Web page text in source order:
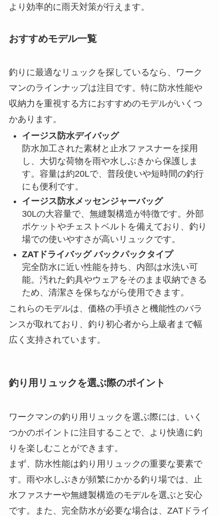
収納力を重視する方におすすめのモデルがいくつ
イージス防水デイバッグ
し、大切な荷物を雨や水しぶきから保護しま
す。容量は約20Lで、普段使いや短時間の釣行
にも便利です。
イージス防水メッセンジャーバッグ
30Lの大容量で、無縫製構造が特徴です。外部
ポケットやチェストベルトを備えており、釣り
場での使いやすさが高いリュックです。
ZATドライバッグ バックパックタイプ
完全防水に近い性能を持ち、内部は水洗い可
能。汚れた釣具やウェアをそのまま収納できる
ため、清潔さを保ちながら使用できます。
これらのモデルは、価格の手頃さと機能性のバラ
ンスが取れており、釣り初心者から上級者まで幅
広く支持されています。
釣り用リュックを選ぶ際のポイント
ワークマンの釣り用リュックを選ぶ際には、いく
つかのポイントに注目することで、より快適に釣
す。雨や水しぶきが頻繁にかかる釣り場では、止
です。また、完全防水が必要な場合は、ZATドライ
バッグのような仕様がおすすめです。
次に、容量も考慮しましょう。短時間の釣行であ
れば20L程度で十分ですが、1日以上の釣行や荷物
が多い場合には30L以上のリュックが適していま
す。また、ロッドホルダーの有無もチェックポイ
ントです。ロッドを固定できると、移動中の手荷